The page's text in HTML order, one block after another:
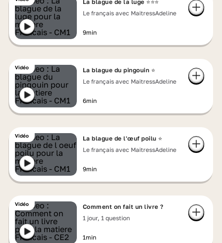
La blague de la luge ⭐⭐⭐
Le français avec MaitressAdeline
9min
Vidéo
La blague du pingouin ⭐
Le français avec MaitressAdeline
6min
Vidéo
La blague de l'œuf poilu ⭐
Le français avec MaitressAdeline
9min
Vidéo
Comment on fait un livre ?
1 jour, 1 question
1min